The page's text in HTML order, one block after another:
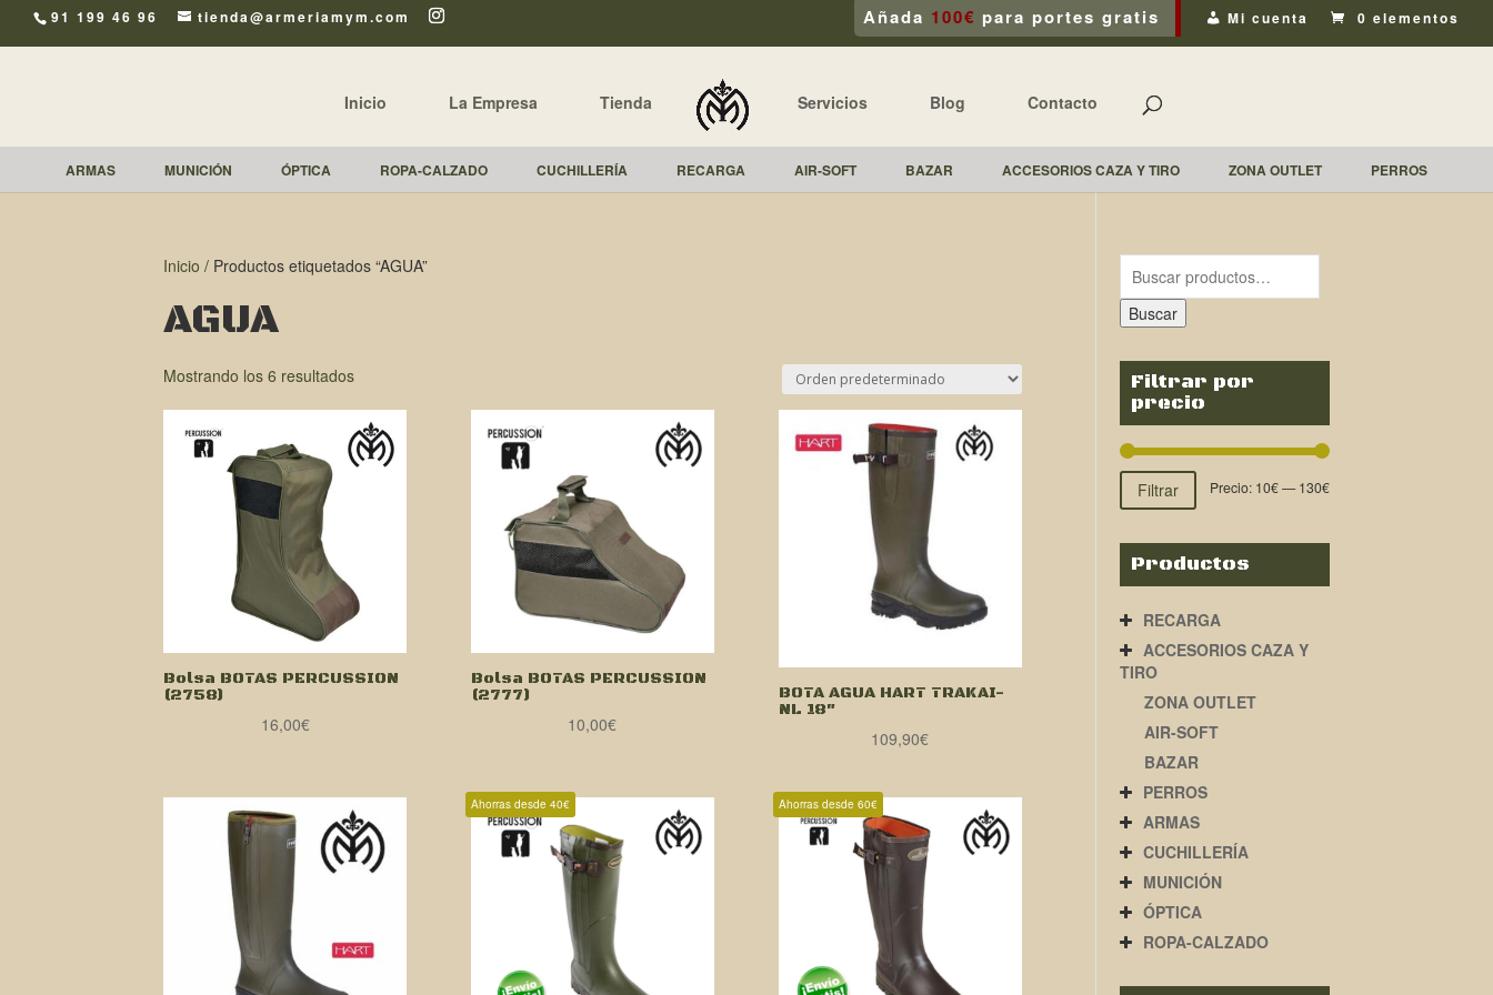
91 199 46 96 tienda@armeriamym.com Añada 100€ para portes gratis Mi cuenta 0 elementos
Inicio La Empresa Tienda Servicios Blog Contacto
ARMAS MUNICIÓN ÓPTICA ROPA-CALZADO CUCHILLERÍA RECARGA AIR-SOFT BAZAR ACCESORIOS CAZA Y TIRO ZONA OUTLET PERROS
Inicio / Productos etiquetados “AGUA”
AGUA
Mostrando los 6 resultados
Bolsa BOTAS PERCUSSION
(2758)
16,00€
Bolsa BOTAS PERCUSSION
(2777)
10,00€
BOTA AGUA HART TRAKAI-
NL 18″
109,90€
Ahorras desde 40€ Ahorras desde 60€
Buscar
Filtrar por
precio
Filtrar Precio: 10€—130€
Productos
RECARGA
ACCESORIOS CAZA Y
TIRO
ZONA OUTLET
AIR-SOFT
BAZAR
PERROS
ARMAS
CUCHILLERÍA
MUNICIÓN
ÓPTICA
ROPA-CALZADO